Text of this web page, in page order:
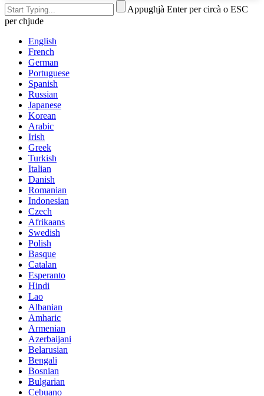
Appughjà Enter per circà o ESC
per chjude
English
French
German
Portuguese
Spanish
Russian
Japanese
Korean
Arabic
Irish
Greek
Turkish
Italian
Danish
Romanian
Indonesian
Czech
Afrikaans
Swedish
Polish
Basque
Catalan
Esperanto
Hindi
Lao
Albanian
Amharic
Armenian
Azerbaijani
Belarusian
Bengali
Bosnian
Bulgarian
Cebuano